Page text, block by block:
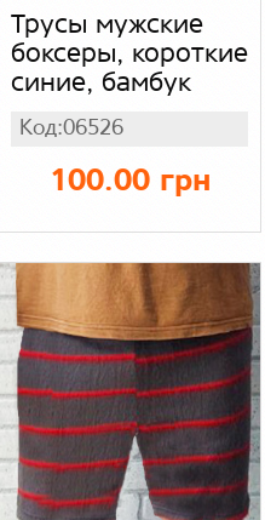
Трусы мужские
боксеры, короткие
синие, бамбук
Код:06526
100.00 грн